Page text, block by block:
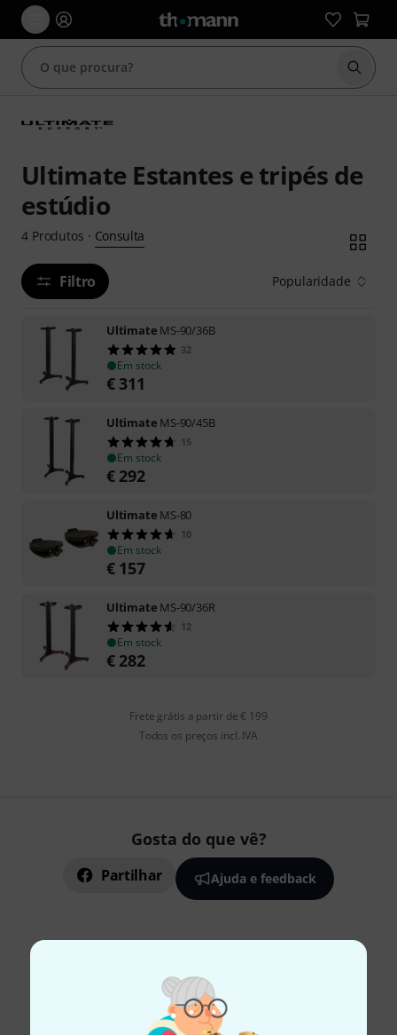
Iniciar
Ultimate Estantes e tripés de
estúdio
4 Produtos · Consulta
Filtro Popularidade
Ultimate MS-90/36B
32
Em stock
€ 311
Ultimate MS-90/45B
15
Em stock
€ 292
Ultimate MS-80
10
Em stock
€ 157
Ultimate MS-90/36R
12
Em stock
€ 282
Frete grátis a partir de € 199
Todos os preços incl. IVA
Gosta do que vê?
Partilhar Ajuda e feedback